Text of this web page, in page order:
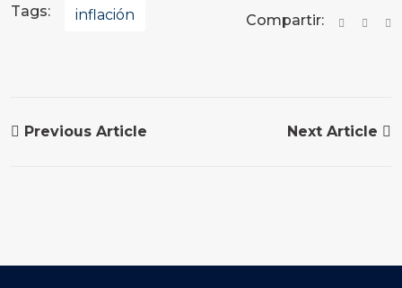
Tags: inflación Compartir:
Previous Article Next Article